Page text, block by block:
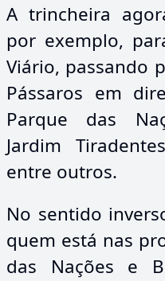
A trincheira
por exemplo,
Viário, passando
Pássaros em
Parque das
Jardim
entre outros.
No sentido
quem está nas
das Nações e